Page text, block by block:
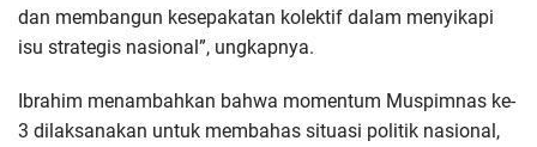
dan membangun kesepakatan kolektif dalam menyikapi
isu strategis nasional”, ungkapnya.
Ibrahim menambahkan bahwa momentum Muspimnas ke-
3 dilaksanakan untuk membahas situasi politik nasional,